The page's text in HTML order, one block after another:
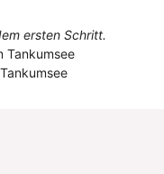
ersten Schritt.